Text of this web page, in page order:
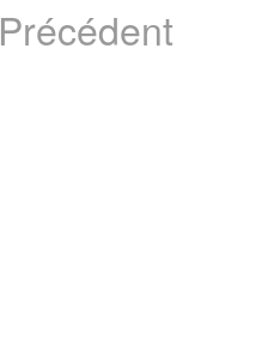
Précédent